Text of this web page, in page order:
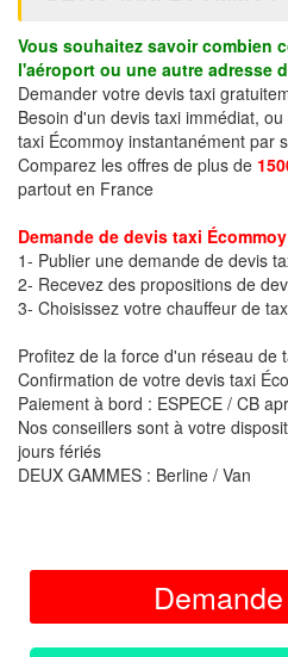
Vous souhaitez savoir combien
l'aéroport ou une autre adresse
Demander votre devis taxi
Besoin d'un devis taxi immédiat,
taxi Écommoy instantanément par
Comparez les offres de plus de
partout en France
Demande de devis taxi Écommoy
1- Publier une demande de devis
2- Recevez des propositions de
3- Choisissez votre chauffeur de
Profitez de la force d'un réseau de
Confirmation de votre devis taxi
Paiement à bord : ESPECE / CB
Nos conseillers sont à votre
jours fériés
DEUX GAMMES : Berline / Van